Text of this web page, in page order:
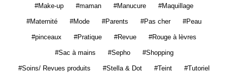
Make-up maman Manucure Maquillage
Maternité Mode Parents Pas cher Peau
pinceaux Pratique Revue Rouge à lèvres
Sac à mains Sepho Shopping
Soins/ Revues produits Stella & Dot Teint Tutoriel